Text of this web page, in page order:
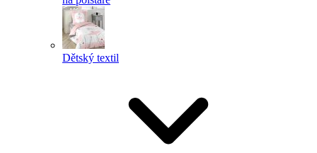
Dětský textil